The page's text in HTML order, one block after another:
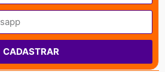
CADASTRAR